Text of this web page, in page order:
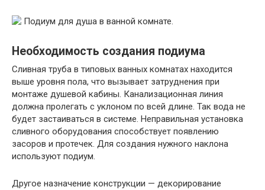
Необходимость создания подиума
Сливная труба в типовых ванных комнатах находится
выше уровня пола, что вызывает затруднения при
монтаже душевой кабины. Канализационная линия
должна пролегать с уклоном по всей длине. Так вода не
будет застаиваться в системе. Неправильная установка
сливного оборудования способствует появлению
засоров и протечек. Для создания нужного наклона
используют подиум.
Другое назначение конструкции — декорирование